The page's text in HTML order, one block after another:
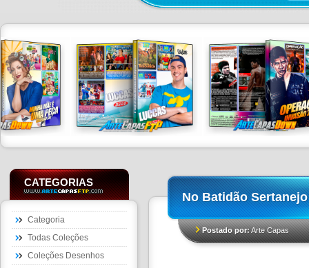
CATEGORIAS
Categoria
Todas Coleções
Coleções Desenhos
No Batidão Sertanejo
Postado por:Arte Capas